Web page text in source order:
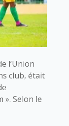
l’Union
club, était
». Selon le